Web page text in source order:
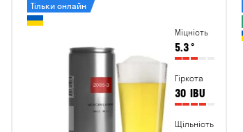
Міцність
5.3°
Гіркота
30 IBU
Щільність
Тільки онлайн